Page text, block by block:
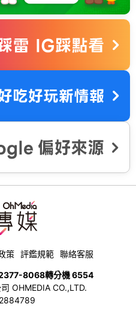
策 評鑑規範 聯絡客服
8068轉分機 6554
OHMEDIA CO.,LTD.